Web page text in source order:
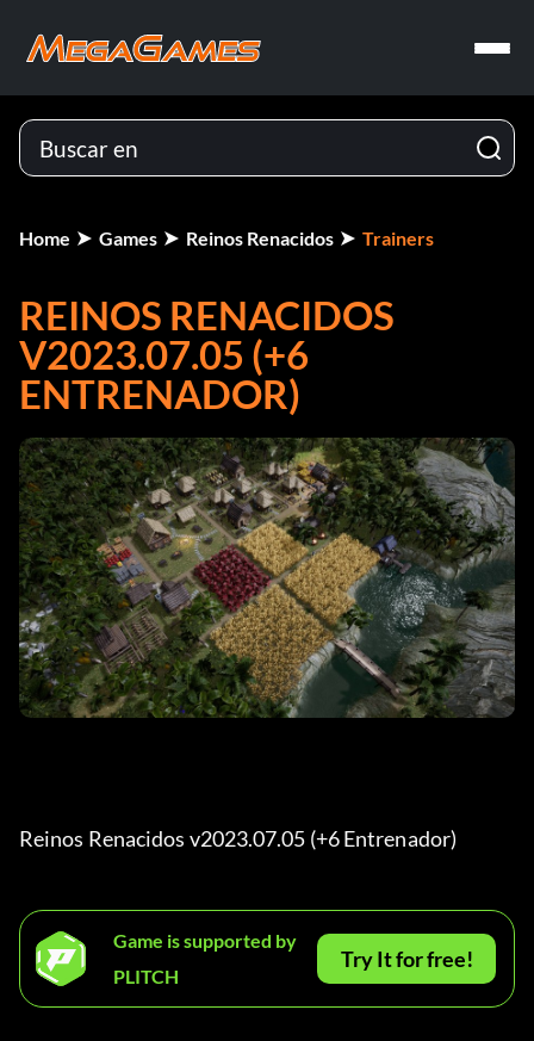
Home Games Reinos Renacidos Trainers
REINOS RENACIDOS
V2023.07.05 (+6
ENTRENADOR)
Reinos Renacidos v2023.07.05 (+6 Entrenador)
Game is supported by
PLITCH
Try It for free!